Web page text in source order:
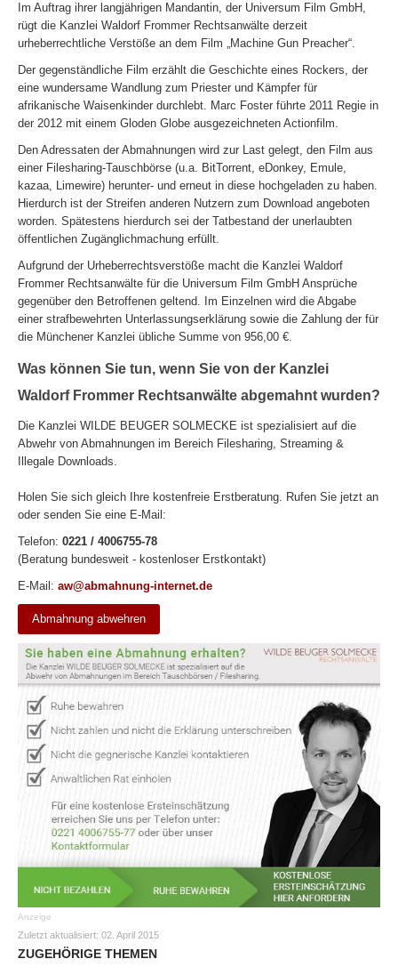
Im Auftrag ihrer langjährigen Mandantin, der Universum Film GmbH,
rügt die Kanzlei Waldorf Frommer Rechtsanwälte derzeit
urheberrechtliche Verstöße an dem Film „Machine Gun Preacher“.
Der gegenständliche Film erzählt die Geschichte eines Rockers, der
eine wundersame Wandlung zum Priester und Kämpfer für
afrikanische Waisenkinder durchlebt. Marc Foster führte 2011 Regie in
der 2012 mit einem Gloden Globe ausgezeichneten Actionfilm.
Den Adressaten der Abmahnungen wird zur Last gelegt, den Film aus
einer Filesharing-Tauschbörse (u.a. BitTorrent, eDonkey, Emule,
kazaa, Limewire) herunter- und erneut in diese hochgeladen zu haben.
Hierdurch ist der Streifen anderen Nutzern zum Download angeboten
worden. Spätestens hierdurch sei der Tatbestand der unerlaubten
öffentlichen Zugänglichmachung erfüllt.
Aufgrund der Urheberrechtsverstöße macht die Kanzlei Waldorf
Frommer Rechtsanwälte für die Universum Film GmbH Ansprüche
gegenüber den Betroffenen geltend. Im Einzelnen wird die Abgabe
einer strafbewehrten Unterlassungserklärung sowie die Zahlung der für
die Münchener Kanzlei übliche Summe von 956,00 €.
Was können Sie tun, wenn Sie von der Kanzlei
Waldorf Frommer Rechtsanwälte abgemahnt wurden?
Die Kanzlei WILDE BEUGER SOLMECKE ist spezialisiert auf die
Abwehr von Abmahnungen im Bereich Filesharing, Streaming &
Illegale Downloads.
Holen Sie sich gleich Ihre kostenfreie Erstberatung. Rufen Sie jetzt an
oder senden Sie eine E-Mail:
Telefon: 0221 / 4006755-78
(Beratung bundesweit - kostenloser Erstkontakt)
E-Mail: aw@abmahnung-internet.de
Abmahnung abwehren
Anzeige
Zuletzt aktualisiert: 02. April 2015
ZUGEHÖRIGE THEMEN